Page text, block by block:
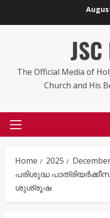
The Official Media of
Church and His
Primary
Home 2025
പരിശുദ്ധ
ശുശ്രൂഷ